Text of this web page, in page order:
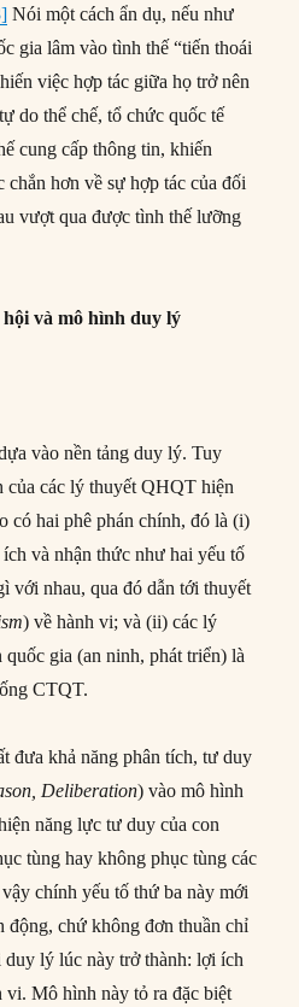
Nói một cách ẩn dụ, nếu như
gia lâm vào tình thế “tiến thoái
việc hợp tác giữa họ trở nên
do thể chế, tổ chức quốc tế
cung cấp thông tin, khiến
chắn hơn về sự hợp tác của đối
vượt qua được tình thế lưỡng
và mô hình duy lý
vào nền tảng duy lý. Tuy
của các lý thuyết QHQT hiện
có hai phê phán chính, đó là (i)
và nhận thức như hai yếu tố
với nhau, qua đó dẫn tới thuyết
) về hành vi; và (ii) các lý
gia (an ninh, phát triển) là
CTQT.
đưa khả năng phân tích, tư duy
Deliberation) vào mô hình
năng lực tư duy của con
tùng hay không phục tùng các
chính yếu tố thứ ba này mới
động, chứ không đơn thuần chỉ
lý lúc này trở thành: lợi ích
Mô hình này tỏ ra đặc biệt